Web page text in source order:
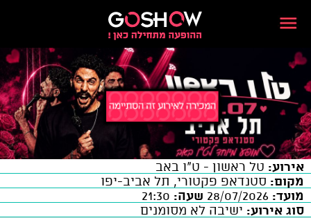
אירוע: טל ראשון - ט"ו באב
מקום: סטנדאפ פקטורי, תל אביב-יפו
מועד:
שעה:
סוג אירוע: ישיבה לא מסומנים